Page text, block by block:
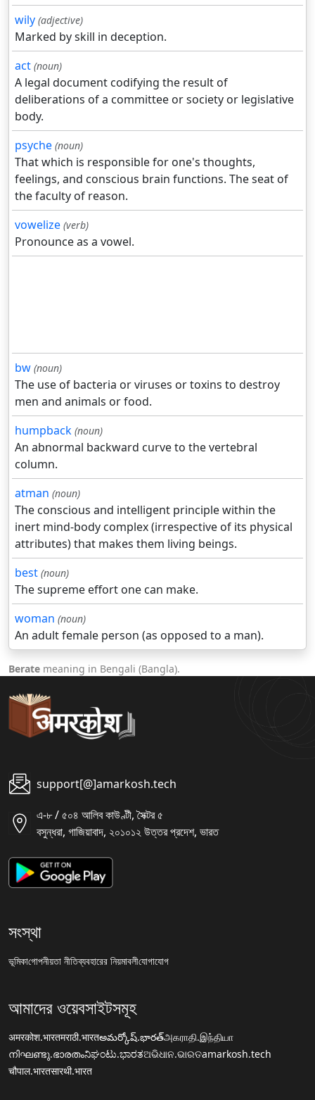
wily (adjective)
Marked by skill in deception.
act (noun)
A legal document codifying the result of
deliberations of a committee or society or legislative
body.
psyche (noun)
That which is responsible for one's thoughts,
feelings, and conscious brain functions. The seat of
the faculty of reason.
vowelize (verb)
Pronounce as a vowel.
bw (noun)
The use of bacteria or viruses or toxins to destroy
men and animals or food.
humpback (noun)
An abnormal backward curve to the vertebral
column.
atman (noun)
The conscious and intelligent principle within the
inert mind-body complex (irrespective of its physical
attributes) that makes them living beings.
best (noun)
The supreme effort one can make.
woman (noun)
An adult female person (as opposed to a man).
Berate meaning in Bengali (Bangla).
support[@]amarkosh.tech
এ-৮ / ৫০৪ আলিব কাউণ্টী, সৈক্টর ৫
বসুন্ধরা, গাজিয়াবাদ, ২০১০১২ উত্তর প্রদেশ, ভারত
সংস্থা
ভূমিকাগোপনীয়তা নীতিব্যবহারের নিয়মাবলীযোগাযোগ
আমাদের ওয়েবসাইটসমূহ
अमरकोश.भारतमराठी.भारतఅమర్కోష్.భారత్அகராதி.இந்தியா
നിഘണ്ടു.ഭാരതംನಿಘಂಟು.ಭಾರತଅଭିଧାନ.ଭାରତamarkosh.tech
चौपाल.भारतसारथी.भारत